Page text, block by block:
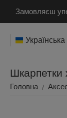
Замовляєш
Українська
Шкарпетки
Головна